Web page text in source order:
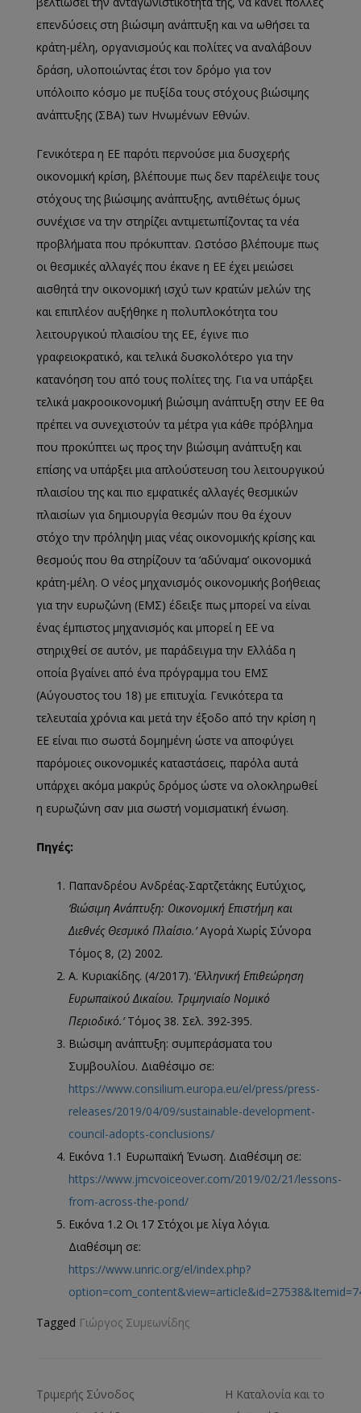
επενδύσεις στη βιώσιμη ανάπτυξη και να ωθήσει τα
κράτη-μέλη, οργανισμούς και πολίτες να αναλάβουν
δράση, υλοποιώντας έτσι τον δρόμο για τον
υπόλοιπο κόσμο με πυξίδα τους στόχους βιώσιμης
ανάπτυξης (ΣΒΑ) των Ηνωμένων Εθνών.
Γενικότερα η ΕΕ παρότι περνούσε μια δυσχερής
οικονομική κρίση, βλέπουμε πως δεν παρέλειψε τους
στόχους της βιώσιμης ανάπτυξης, αντιθέτως όμως
συνέχισε να την στηρίζει αντιμετωπίζοντας τα νέα
προβλήματα που πρόκυπταν. Ωστόσο βλέπουμε πως
οι θεσμικές αλλαγές που έκανε η ΕΕ έχει μειώσει
αισθητά την οικονομική ισχύ των κρατών μελών της
και επιπλέον αυξήθηκε η πολυπλοκότητα του
λειτουργικού πλαισίου της ΕΕ, έγινε πιο
γραφειοκρατικό, και τελικά δυσκολότερο για την
κατανόηση του από τους πολίτες της. Για να υπάρξει
τελικά μακροοικονομική βιώσιμη ανάπτυξη στην ΕΕ θα
πρέπει να συνεχιστούν τα μέτρα για κάθε πρόβλημα
που προκύπτει ως προς την βιώσιμη ανάπτυξη και
επίσης να υπάρξει μια απλούστευση του λειτουργικού
πλαισίου της και πιο εμφατικές αλλαγές θεσμικών
πλαισίων για δημιουργία θεσμών που θα έχουν
στόχο την πρόληψη μιας νέας οικονομικής κρίσης και
θεσμούς που θα στηρίζουν τα ‘αδύναμα’ οικονομικά
κράτη-μέλη. Ο νέος μηχανισμός οικονομικής βοήθειας
για την ευρωζώνη (ΕΜΣ) έδειξε πως μπορεί να είναι
ένας έμπιστος μηχανισμός και μπορεί η ΕΕ να
στηριχθεί σε αυτόν, με παράδειγμα την Ελλάδα η
οποία βγαίνει από ένα πρόγραμμα του ΕΜΣ
(Αύγουστος του 18) με επιτυχία. Γενικότερα τα
τελευταία χρόνια και μετά την έξοδο από την κρίση η
ΕΕ είναι πιο σωστά δομημένη ώστε να αποφύγει
παρόμοιες οικονομικές καταστάσεις, παρόλα αυτά
υπάρχει ακόμα μακρύς δρόμος ώστε να ολοκληρωθεί
η ευρωζώνη σαν μια σωστή νομισματική ένωση.
Πηγές:
Παπανδρέου Ανδρέας-Σαρτζετάκης Ευτύχιος,
‘Βιώσιμη Ανάπτυξη: Οικονομική Επιστήμη και
Διεθνές Θεσμικό Πλαίσιο.’Αγορά Χωρίς Σύνορα
Τόμος 8, (2) 2002.
Α. Κυριακίδης. (4/2017). ‘Ελληνική Επιθεώρηση
Ευρωπαϊκού Δικαίου. Τριμηνιαίο Νομικό
Περιοδικό.’Τόμος 38. Σελ. 392-395.
Βιώσιμη ανάπτυξη: συμπεράσματα του
Συμβουλίου. Διαθέσιμο σε:
https://www.consilium.europa.eu/el/press/press-
releases/2019/04/09/sustainable-development-
council-adopts-conclusions/
Εικόνα 1.1 Ευρωπαϊκή Ένωση. Διαθέσιμη σε:
https://www.jmcvoiceover.com/2019/02/21/lessons-
from-across-the-pond/
Εικόνα 1.2 Οι 17 Στόχοι με λίγα λόγια.
Διαθέσιμη σε:
https://www.unric.org/el/index.php?
Tagged Γιώργος Συμεωνίδης
Τριμερής Σύνοδος
Η Καταλονία και το